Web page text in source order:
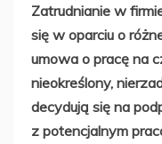
Zatrudnianie w
się w oparciu o
umowa o pracę na
nieokreślony,
decydują się na
z potencjalnym